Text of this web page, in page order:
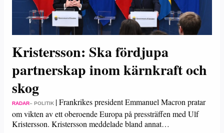
Kristersson: Ska fördjupa
partnerskap inom kärnkraft och
skog
RADAR– POLITIK |Frankrikes president Emmanuel Macron pratar
om vikten av ett oberoende Europa på pressträffen med Ulf
Kristersson. Kristersson meddelade bland annat…